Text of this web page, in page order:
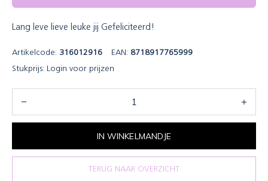
Lang leve lieve leuke jij Gefeliciteerd!
Artikelcode: 316012916 EAN: 8718917765999
Stukprijs: Login voor prijzen
IN WINKELMANDJE
TERUG NAAR OVERZICHT